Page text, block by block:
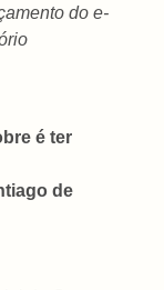
do e-
é ter
de